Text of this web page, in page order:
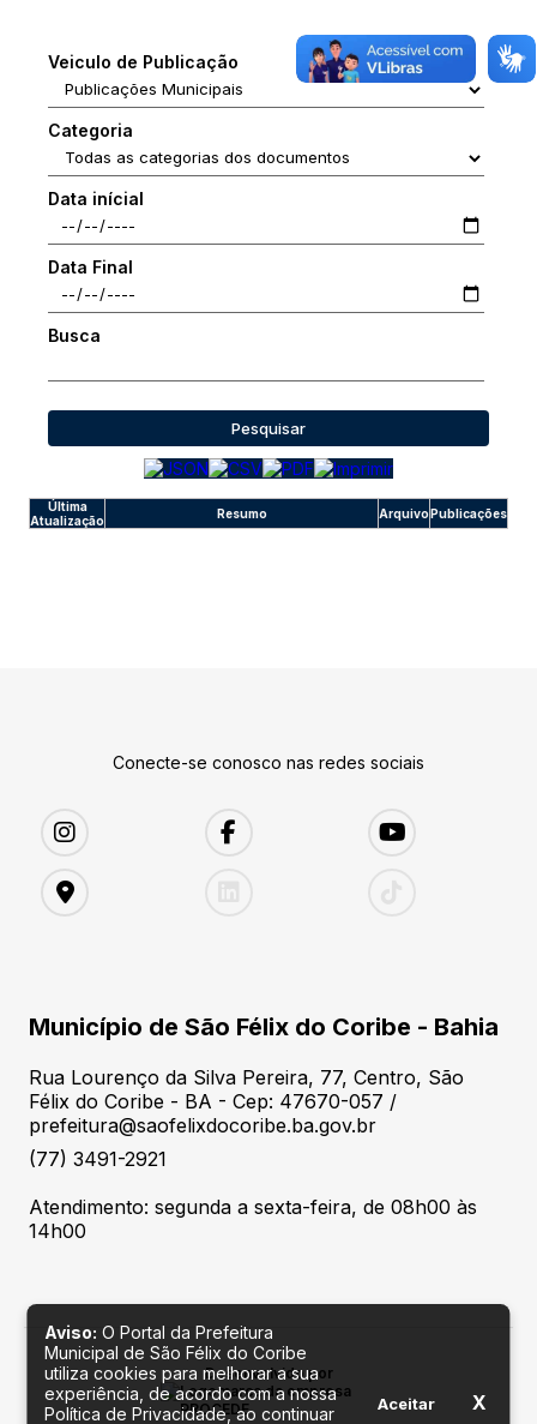
Veiculo de Publicação
Categoria
Data inícial
Data Final
Busca
Pesquisar
Última
Atualização
Resumo ArquivoPublicações
Conecte-se conosco nas redes sociais
Município de São Félix do Coribe - Bahia
Rua Lourenço da Silva Pereira, 77, Centro, São
Félix do Coribe - BA - Cep: 47670-057 /
prefeitura@saofelixdocoribe.ba.gov.br
(77) 3491-2921
Atendimento: segunda a sexta-feira, de 08h00 às
14h00
Desenvolvido por
Aviso: O Portal da Prefeitura
Municipal de São Félix do Coribe
utiliza cookies para melhorar a sua
experiência, de acordo com a nossa
Política de Privacidade, ao continuar
Aceitar X